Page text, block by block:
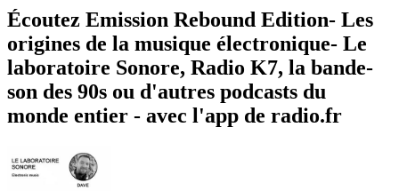
Écoutez Emission Rebound Edition- Les
origines de la musique électronique- Le
laboratoire Sonore, Radio K7, la bande-
son des 90s ou d'autres podcasts du
monde entier - avec l'app de radio.fr